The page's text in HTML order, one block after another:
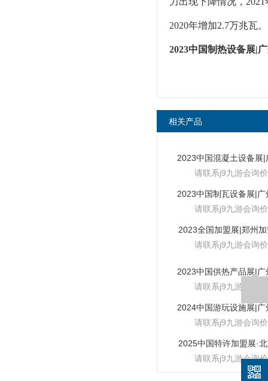
2020年增加2.7万兆瓦。
2023中国制热设备展|
相关产品
请联系j9九游会询价
请联系j9九游会询价
2023全国加盟展|郑州
请联系j9九游会询价
请联系j9九游会询价
请联系j9九游会询价
2025中国特许加盟展·
请联系j9九游会询价